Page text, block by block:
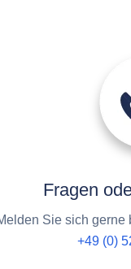
Fragen
Sie sich gerne
+49 (0)